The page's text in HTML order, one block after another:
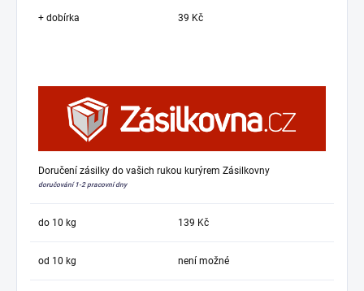
+ dobírka 39 Kč
Doručení zásilky do vašich rukou kurýrem Zásilkovny
doručování 1-2 pracovní dny
do 10 kg 139 Kč
od 10 kg není možné